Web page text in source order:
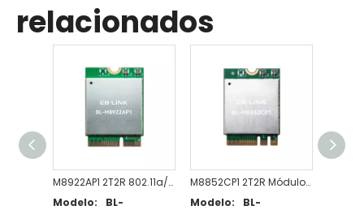
relacionados
M8922AP1 2T2R 802.11a/b/g/n/ac/ax/be Módulo compatible con WiFi 7 + BT5.4
Modelo:
BL-
M8852CP1 2T2R Módulo compatible con 802.11a/b/g/n/ac/ax WiFi 6 + BT5.3
Modelo:
BL-